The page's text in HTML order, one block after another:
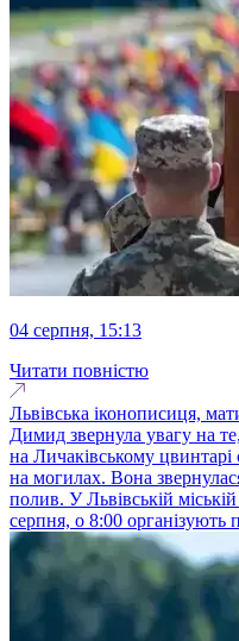
04 серпня, 15:13
Читати повністю
Львівська іконописиця,
Димид звернула увагу на
на Личаківському цвинтарі
на могилах. Вона
полив. У Львівській
серпня, о 8:00